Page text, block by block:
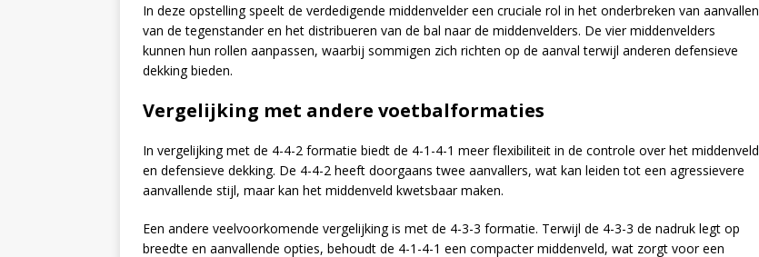
In deze opstelling speelt de verdedigende middenvelder een cruciale rol in het onderbreken van aanvallen
van de tegenstander en het distribueren van de bal naar de middenvelders. De vier middenvelders
kunnen hun rollen aanpassen, waarbij sommigen zich richten op de aanval terwijl anderen defensieve
dekking bieden.
Vergelijking met andere voetbalformaties
In vergelijking met de 4-4-2 formatie biedt de 4-1-4-1 meer flexibiliteit in de controle over het middenveld
en defensieve dekking. De 4-4-2 heeft doorgaans twee aanvallers, wat kan leiden tot een agressievere
aanvallende stijl, maar kan het middenveld kwetsbaar maken.
Een andere veelvoorkomende vergelijking is met de 4-3-3 formatie. Terwijl de 4-3-3 de nadruk legt op
breedte en aanvallende opties, behoudt de 4-1-4-1 een compacter middenveld, wat zorgt voor een